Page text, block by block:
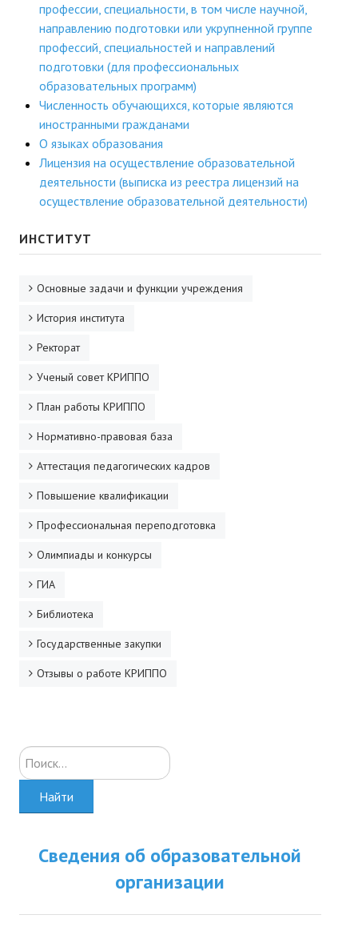
Профессиональная переподготовка
Повышение квалификации
КОНТАКТЫ
профессии, специальности, в том числе научной,
направлению подготовки или укрупненной группе
профессий, специальностей и направлений
подготовки (для профессиональных
образовательных программ)
Численность обучающихся, которые являются
иностранными гражданами
О языках образования
Лицензия на осуществление образовательной
деятельности (выписка из реестра лицензий на
осуществление образовательной деятельности)
ИНСТИТУТ
Основные задачи и функции учреждения
История института
Ректорат
Ученый совет КРИППО
План работы КРИППО
Нормативно-правовая база
Аттестация педагогических кадров
Повышение квалификации
Профессиональная переподготовка
Олимпиады и конкурсы
ГИА
Библиотека
Государственные закупки
Отзывы о работе КРИППО
Искать...
Найти
Сведения об образовательной
организации